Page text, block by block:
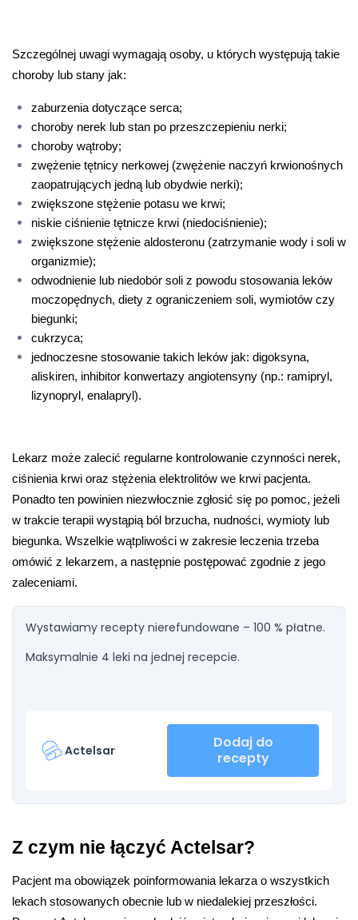
Szczególnej uwagi wymagają osoby, u których występują takie
choroby lub stany jak:
zaburzenia dotyczące serca;
choroby nerek lub stan po przeszczepieniu nerki;
choroby wątroby;
zwężenie tętnicy nerkowej (zwężenie naczyń krwionośnych
zaopatrujących jedną lub obydwie nerki);
zwiększone stężenie potasu we krwi;
niskie ciśnienie tętnicze krwi (niedociśnienie);
zwiększone stężenie aldosteronu (zatrzymanie wody i soli w
organizmie);
odwodnienie lub niedobór soli z powodu stosowania leków
moczopędnych, diety z ograniczeniem soli, wymiotów czy
biegunki;
cukrzyca;
jednoczesne stosowanie takich leków jak: digoksyna,
aliskiren, inhibitor konwertazy angiotensyny (np.: ramipryl,
lizynopryl, enalapryl).
Lekarz może zalecić regularne kontrolowanie czynności nerek,
ciśnienia krwi oraz stężenia elektrolitów we krwi pacjenta.
Ponadto ten powinien niezwłocznie zgłosić się po pomoc, jeżeli
w trakcie terapii wystąpią ból brzucha, nudności, wymioty lub
biegunka. Wszelkie wątpliwości w zakresie leczenia trzeba
omówić z lekarzem, a następnie postępować zgodnie z jego
zaleceniami.
Wystawiamy recepty nierefundowane – 100 % płatne.
Maksymalnie 4 leki na jednej recepcie.
Actelsar
Dodaj do
recepty
Z czym nie łączyć Actelsar?
Pacjent ma obowiązek poinformowania lekarza o wszystkich
lekach stosowanych obecnie lub w niedalekiej przeszłości.